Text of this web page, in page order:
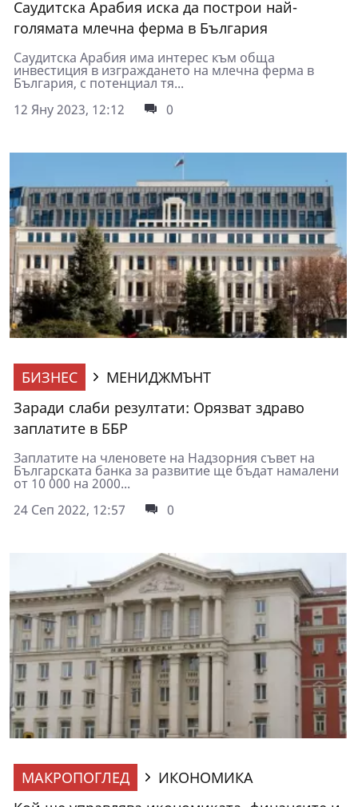
Саудитска Арабия иска да построи най-
голямата млечна ферма в България
Саудитска Арабия има интерес към обща
инвестиция в изграждането на млечна ферма в
България, с потенциал тя...
12 Яну 2023, 12:12
0
БИЗНЕС
МЕНИДЖМЪНТ
Заради слаби резултати: Орязват здраво
заплатите в ББР
Заплатите на членовете на Надзорния съвет на
Българската банка за развитие ще бъдат намалени
от 10 000 на 2000...
24 Сеп 2022, 12:57
0
МАКРОПОГЛЕД
ИКОНОМИКА